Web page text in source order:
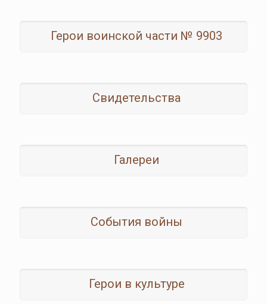
Герои воинской части № 9903
Свидетельства
Галереи
События войны
Герои в культуре